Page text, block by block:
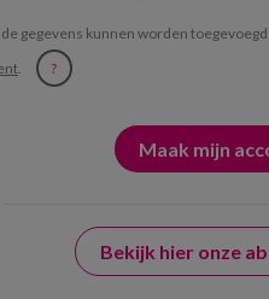
gegevens kunnen worden
. ?
Bekijk hier onze